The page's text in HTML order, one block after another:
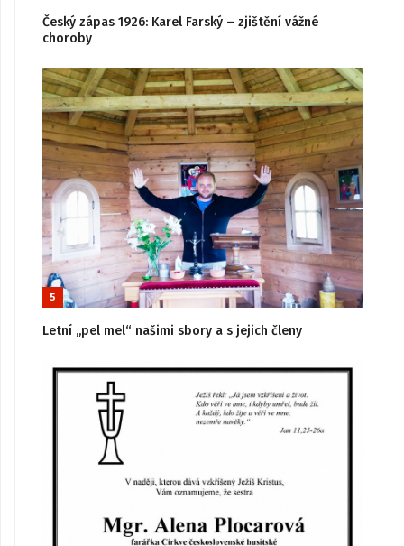
Český zápas 1926: Karel Farský – zjištění vážné
choroby
5
Letní „pel mel“ našimi sbory a s jejich členy